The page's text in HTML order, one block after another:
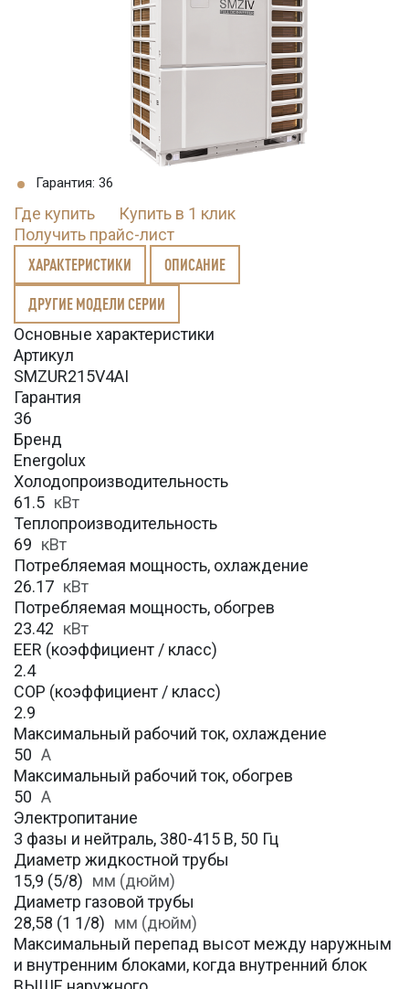
Гарантия: 36
Где купить
Купить в 1 клик
Получить прайс-лист
ХАРАКТЕРИСТИКИ ОПИСАНИЕ
ДРУГИЕ МОДЕЛИ СЕРИИ
Основные характеристики
Артикул
SMZUR215V4AI
Гарантия
36
Бренд
Energolux
Холодопроизводительность
61.5 кВт
Теплопроизводительность
69 кВт
Потребляемая мощность, охлаждение
26.17 кВт
Потребляемая мощность, обогрев
23.42 кВт
EER (коэффициент / класс)
2.4
COP (коэффициент / класс)
2.9
Максимальный рабочий ток, охлаждение
50 A
Максимальный рабочий ток, обогрев
50 А
Электропитание
3 фазы и нейтраль, 380-415 В, 50 Гц
Диаметр жидкостной трубы
15,9 (5/8) мм (дюйм)
Диаметр газовой трубы
28,58 (1 1/8) мм (дюйм)
Максимальный перепад высот между наружным
и внутренним блоками, когда внутренний блок